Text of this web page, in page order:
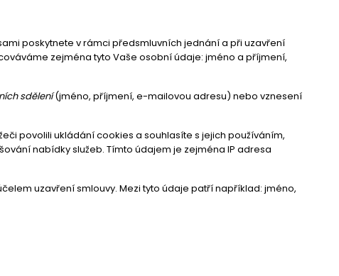
poskytnete v rámci předsmluvních jednání a při uzavření
zejména tyto Vaše osobní údaje: jméno a příjmení,
sdělení(jméno, příjmení, e-mailovou adresu) nebo vznesení
povolili ukládání cookies a souhlasíte s jejich používáním,
nabídky služeb. Tímto údajem je zejména IP adresa
uzavření smlouvy. Mezi tyto údaje patří například: jméno,